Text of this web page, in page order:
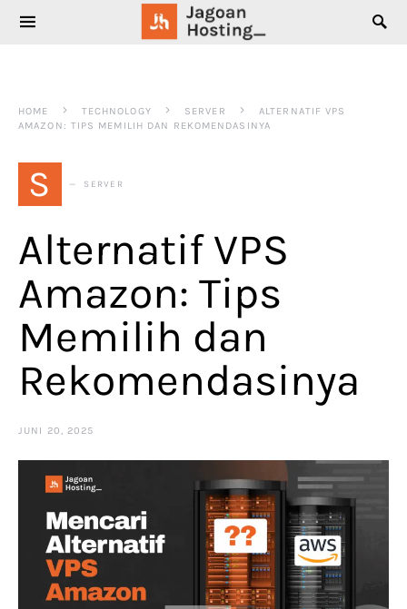
SEARCH FOR:
HOME TECHNOLOGY SERVER
ALTERNATIF VPS
AMAZON: TIPS MEMILIH DAN REKOMENDASINYA
S SERVER
Alternatif VPS
Amazon: Tips
Memilih dan
Rekomendasinya
JUNI 20, 2025